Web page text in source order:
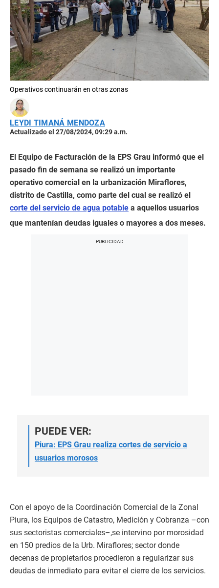
Operativos continuarán en otras zonas
LEYDI TIMANÁ MENDOZA
Actualizado el 27/08/2024, 09:29 a.m.
El Equipo de Facturación de la EPS Grau informó que el
pasado fin de semana se realizó un importante
operativo comercial en la urbanización Miraflores,
distrito de Castilla, como parte del cual se realizó el
corte del servicio de agua potable a aquellos usuarios
que mantenían deudas iguales o mayores a dos meses.
PUEDE VER:
Piura: EPS Grau realiza cortes de servicio a
usuarios morosos
Con el apoyo de la Coordinación Comercial de la Zonal
Piura, los Equipos de Catastro, Medición y Cobranza –con
sus sectoristas comerciales–,se intervino por morosidad
en 150 predios de la Urb. Miraflores; sector donde
decenas de propietarios procedieron a regularizar sus
deudas de inmediato para evitar el cierre de los servicios.